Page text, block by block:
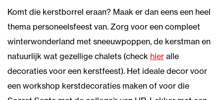
Komt die kerstborrel eraan? Maak er dan eens een heel
thema personeelsfeest van. Zorg voor een compleet
winterwonderland met sneeuwpoppen, de kerstman en
natuurlijk wat gezellige chalets (check hier alle
decoraties voor een kerstfeest). Het ideale decor voor
een workshop kerstdecoraties maken of voor die